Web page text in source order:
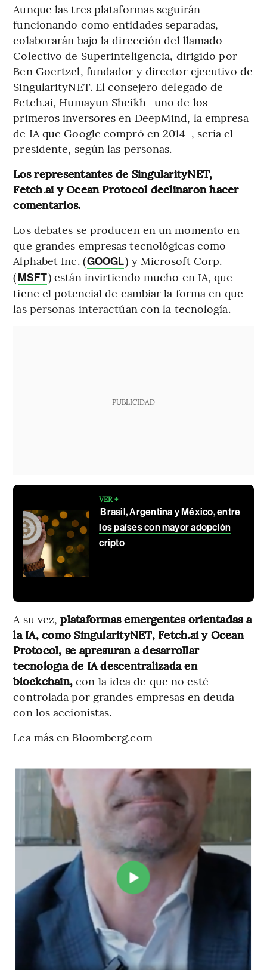
Aunque las tres plataformas seguirán
funcionando como entidades separadas,
colaborarán bajo la dirección del llamado
Colectivo de Superinteligencia, dirigido por
Ben Goertzel, fundador y director ejecutivo de
SingularityNET. El consejero delegado de
Fetch.ai, Humayun Sheikh -uno de los
primeros inversores en DeepMind, la empresa
de IA que Google compró en 2014-, sería el
presidente, según las personas.
Los representantes de SingularityNET,
Fetch.ai y Ocean Protocol declinaron hacer
comentarios.
Los debates se producen en un momento en
que grandes empresas tecnológicas como
Alphabet Inc. (GOOGL) y Microsoft Corp.
(MSFT) están invirtiendo mucho en IA, que
tiene el potencial de cambiar la forma en que
las personas interactúan con la tecnología.
PUBLICIDAD
VER +
Brasil, Argentina y México, entre
los países con mayor adopción
cripto
A su vez,plataformas emergentes orientadas a
la IA, como SingularityNET, Fetch.ai y Ocean
Protocol, se apresuran a desarrollar
tecnología de IA descentralizada en
blockchain, con la idea de que no esté
controlada por grandes empresas en deuda
con los accionistas.
Lea más en Bloomberg.com